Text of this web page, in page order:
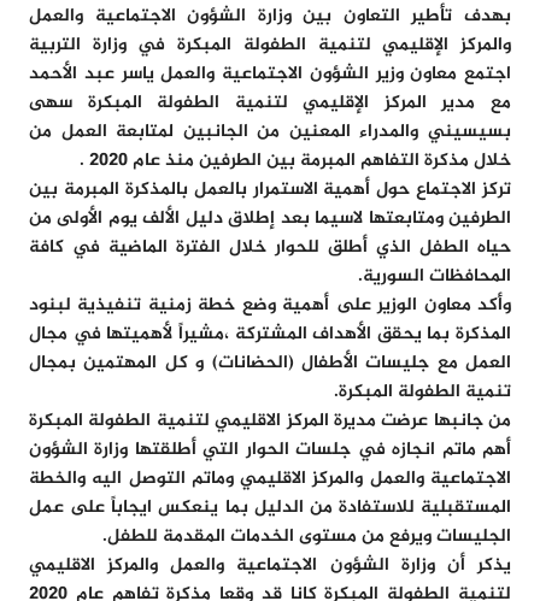
بهدف تأطير التعاون بين وزارة الشؤون الاجتماعية والعمل
والمركز الإقليمي لتنمية الطفولة المبكرة في وزارة التربية
اجتمع معاون وزير الشؤون الاجتماعية والعمل ياسر عبد الأحمد
مع مدير المركز الإقليمي لتنمية الطفولة المبكرة سهى
بسيسيني والمدراء المعنين من الجانبين لمتابعة العمل من
خلال مذكرة التفاهم المبرمة بين الطرفين منذ عام ٢٠٢٠ .
تركز الاجتماع حول أهمية الاستمرار بالعمل بالمذكرة المبرمة بين
الطرفين ومتابعتها لاسيما بعد إطلاق دليل الألف يوم الأولى من
حياه الطفل الذي أطلق للحوار خلال الفترة الماضية في كافة
المحافظات السورية.
وأكد معاون الوزير على أهمية وضع خطة زمنية تنفيذية لبنود
المذكرة بما يحقق الأهداف المشتركة ،مشيراً لأهميتها في مجال
العمل مع جليسات الأطفال (الحضانات) و كل المهتمين بمجال
تنمية الطفولة المبكرة.
من جانبها عرضت مديرة المركز الاقليمي لتنمية الطفولة المبكرة
أهم ماتم انجازه في جلسات الحوار التي أطلقتها وزارة الشؤون
الاجتماعية والعمل والمركز الاقليمي وماتم التوصل اليه والخطة
المستقبلية للاستفادة من الدليل بما ينعكس ايجاباً على عمل
الجليسات ويرفع من مستوى الخدمات المقدمة للطفل.
يذكر أن وزارة الشؤون الاجتماعية والعمل والمركز الاقليمي
لتنمية الطفولة المبكرة كانا قد وقعا مذكرة تفاهم عام ٢٠٢٠